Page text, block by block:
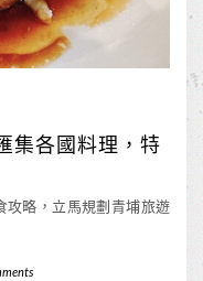
集各國料理，特
攻略，立馬規劃青埔旅遊